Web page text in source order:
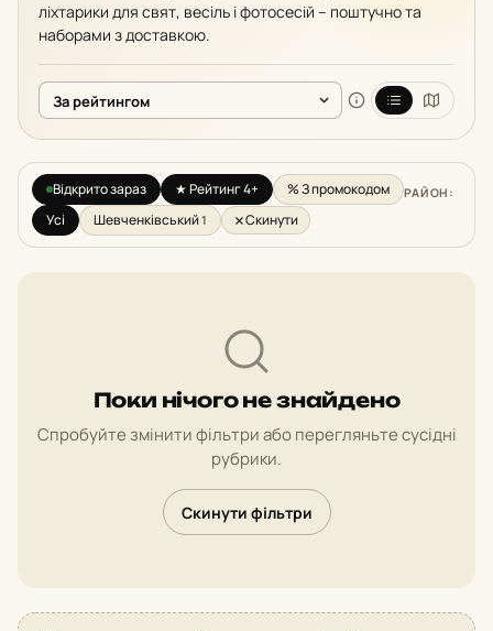
ліхтарики для свят, весіль і фотосесій – поштучно та
наборами з доставкою.
Відкрито зараз ★ Рейтинг 4+ % З промокодом РАЙОН:
Усі Шевченківський1 Скинути
Поки нічого не знайдено
Спробуйте змінити фільтри або перегляньте сусідні
рубрики.
Скинути фільтри